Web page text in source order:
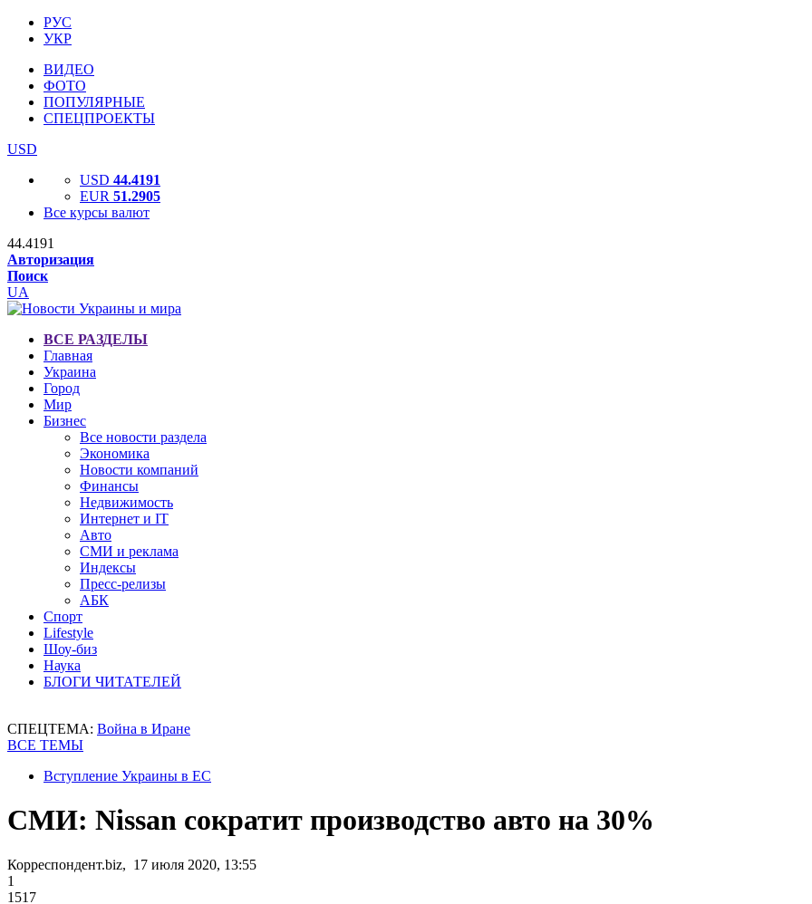
РУС
УКР
ВИДЕО
ФОТО
ПОПУЛЯРНЫЕ
СПЕЦПРОЕКТЫ
USD
USD 44.4191
EUR 51.2905
Все курсы валют
44.4191
Авторизация
Поиск
UA
ВСЕ РАЗДЕЛЫ
Главная
Украина
Город
Мир
Бизнес
Все новости раздела
Экономика
Новости компаний
Финансы
Недвижимость
Интернет и IT
Авто
СМИ и реклама
Индексы
Пресс-релизы
АБК
Спорт
Lifestyle
Шоу-биз
Наука
БЛОГИ ЧИТАТЕЛЕЙ
СПЕЦТЕМА: Война в Иране
ВСЕ ТЕМЫ
Вступление Украины в ЕС
СМИ: Nissan сократит производство авто на 30%
Корреспондент.biz, 17 июля 2020, 13:55
1
1517